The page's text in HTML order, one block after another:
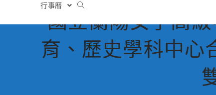
行事曆
國立蘭陽女子高
育、歷史學科中心